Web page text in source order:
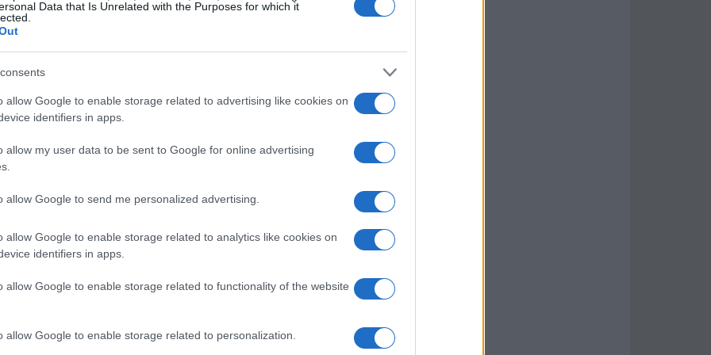
Data that Is Unrelated with the Purposes for which it
allow Google to enable storage related to advertising like cookies on
identifiers in apps.
allow my user data to be sent to Google for online advertising
allow Google to send me personalized advertising.
allow Google to enable storage related to analytics like cookies on
identifiers in apps.
allow Google to enable storage related to functionality of the website
allow Google to enable storage related to personalization.
suo ruolo precedente per mancanza di
“La pressione al Madrid è ancora più
sconfitte, ci si trova sotto enorme stress.
una pressione enorme. Non credo che
ha spiegato Babbel, notando anche
della sua vita personale e
in Red Bull.